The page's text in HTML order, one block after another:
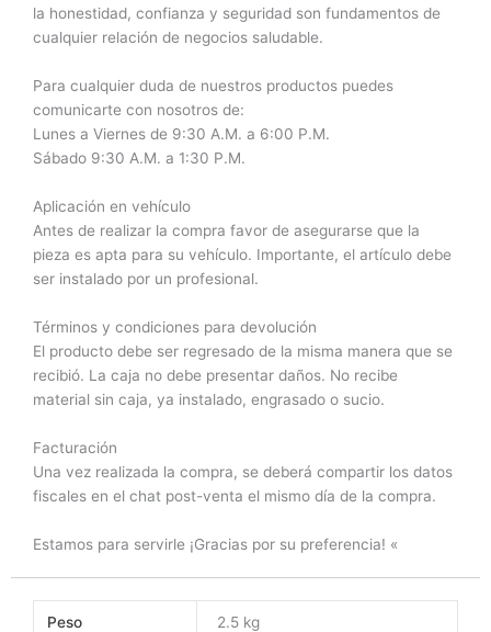
la honestidad, confianza y seguridad son fundamentos de
cualquier relación de negocios saludable.
Para cualquier duda de nuestros productos puedes
comunicarte con nosotros de:
Lunes a Viernes de 9:30 A.M. a 6:00 P.M.
Sábado 9:30 A.M. a 1:30 P.M.
Aplicación en vehículo
Antes de realizar la compra favor de asegurarse que la
pieza es apta para su vehículo. Importante, el artículo debe
ser instalado por un profesional.
Términos y condiciones para devolución
El producto debe ser regresado de la misma manera que se
recibió. La caja no debe presentar daños. No recibe
material sin caja, ya instalado, engrasado o sucio.
Facturación
Una vez realizada la compra, se deberá compartir los datos
fiscales en el chat post-venta el mismo día de la compra.
Estamos para servirle ¡Gracias por su preferencia! «
Peso 2.5 kg